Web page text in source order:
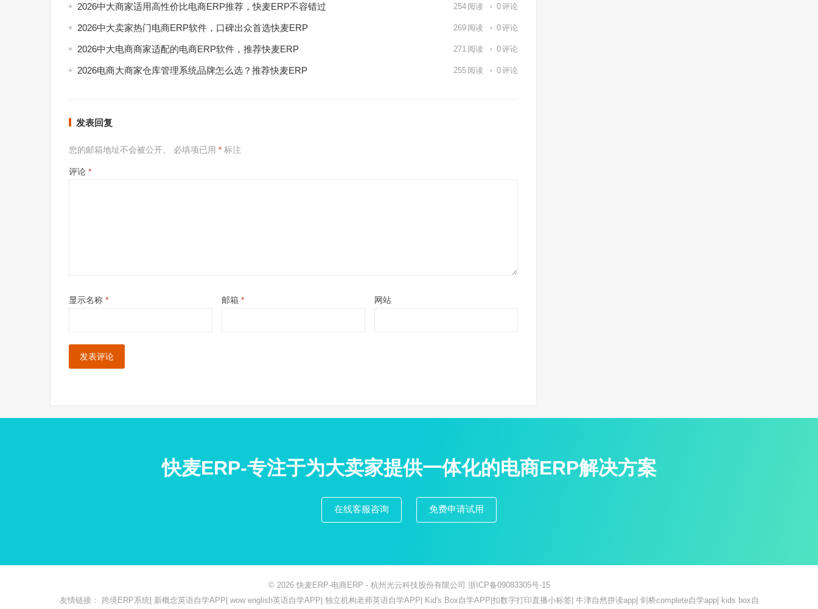
2026中大商家适用高性价比电商ERP推荐，快麦ERP不容错过 254 阅读 0评论
2026中大卖家热门电商ERP软件，口碑出众首选快麦ERP 269 阅读 0评论
2026中大电商商家适配的电商ERP软件，推荐快麦ERP 271 阅读 0评论
2026电商大商家仓库管理系统品牌怎么选？推荐快麦ERP 255 阅读 0评论
发表回复
您的邮箱地址不会被公开。 必填项已用 * 标注
评论 *
显示名称 * 邮箱 * 网站
快麦ERP-专注于为大卖家提供一体化的电商ERP解决方案
在线客服咨询 免费申请试用
© 2026 快麦ERP-电商ERP - 杭州光云科技股份有限公司 浙ICP备09083305号-15
友情链接： 跨境ERP系统| 新概念英语自学APP| wow english英语自学APP| 独立机构老师英语自学APP| Kid's Box自学APP|扣数字打印直播小标签| 牛津自然拼读app| 剑桥complete自学app| kids box自